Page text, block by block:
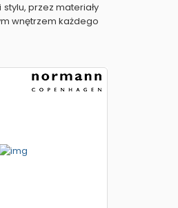
przez materiały
wnętrzem każdego